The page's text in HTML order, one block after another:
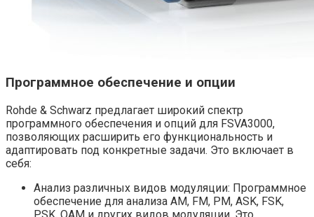
Программное обеспечение и опции
Rohde & Schwarz предлагает широкий спектр
программного обеспечения и опций для FSVA3000,
позволяющих расширить его функциональность и
адаптировать под конкретные задачи. Это включает в
себя:
Анализ различных видов модуляции: Программное
обеспечение для анализа AM, FM, PM, ASK, FSK,